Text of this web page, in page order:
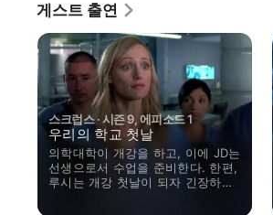
게스트 출연
스크럽스 · 시즌 9, 에피소드 1
우리의 학교 첫날
의학대학이 개강을 하고, 이에 JD는
선생으로서 수업을 준비한다. 한편,
루시는 개강 첫날이 되자 긴장하기